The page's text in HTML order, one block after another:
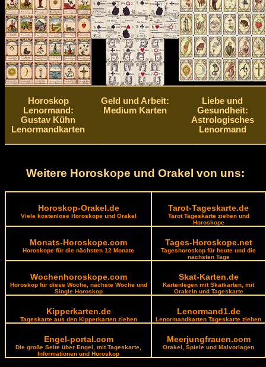
Horoskop
Lenormand:
Gustav Kühn
Lenormandkarten
Geld und Arbeit:
Medium Karten
Liebe und
Gesundheit:
Astrologisches
Lenormand
Weitere Horoskope und Orakel von uns:
Horoskop-Orakel.de
Viele kostenlose Horoskope und Orakel
Tarot-Tageskarte.de
Tarot Tageskarte ziehen und
Horoskope
Monats-Horoskope.com
Horoskope für die nächsten 12 Monate
Tages-Horoskope.net
Tageshoroskop für heute und die
nächsten Tage
Wochenhoroskope.com
Horoskop für diese Woche, nächste Woche und
Single Horoskop
Skat-Karten.de
Kartenlegen mit Skatkarten, mit
Orakeln und Tageskarte
Kipperkarten.de
Tageskarte aus den Kipperkarten ziehen
Lenormand1.de
Lenormandkarten Tageskarte ziehen
Engel-portal.com
Die große Seite über Engel, mit Tageskarte,
Informationen und Horoskop
Meerjungfrauen.com
Orakel, Spiele und Malvorlagen